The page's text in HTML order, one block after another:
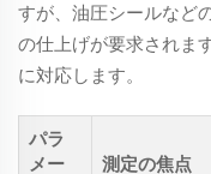
すが、油圧シールなど
の仕上げが要求されま
に対応します。
パラ
メー
測定の焦点